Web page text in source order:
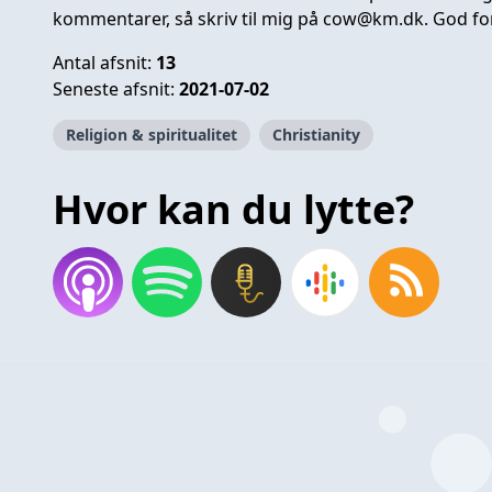
kommentarer, så skriv til mig på cow@km.dk. God
Antal afsnit: 13
Seneste afsnit: 2021-07-02
Religion & spiritualitet Christianity
Hvor kan du lytte?